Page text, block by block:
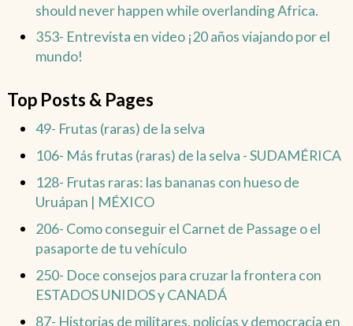
should never happen while overlanding Africa.
353- Entrevista en video ¡20 años viajando por el
mundo!
Top Posts & Pages
49- Frutas (raras) de la selva
106- Más frutas (raras) de la selva - SUDAMÉRICA
128- Frutas raras: las bananas con hueso de
Uruápan | MÉXICO
206- Como conseguir el Carnet de Passage o el
pasaporte de tu vehículo
250- Doce consejos para cruzar la frontera con
ESTADOS UNIDOS y CANADÁ
87- Historias de militares, policías y democracia en